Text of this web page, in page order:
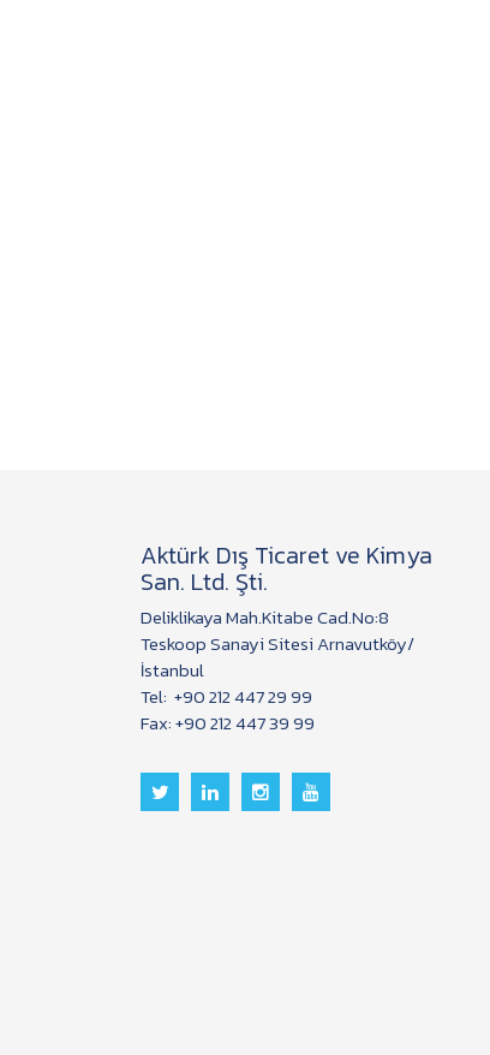
Aktürk Dış Ticaret ve Kimya
San. Ltd. Şti.
Deliklikaya Mah.Kitabe Cad.No:8
Teskoop Sanayi Sitesi Arnavutköy/
İstanbul
Tel: +90 212 447 29 99
Fax: +90 212 447 39 99